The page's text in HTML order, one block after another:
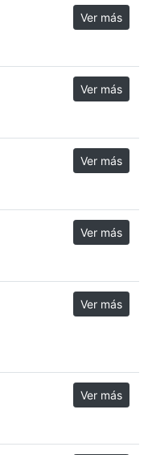
Ver más
Ver más
Ver más
Ver más
Ver más
Ver más